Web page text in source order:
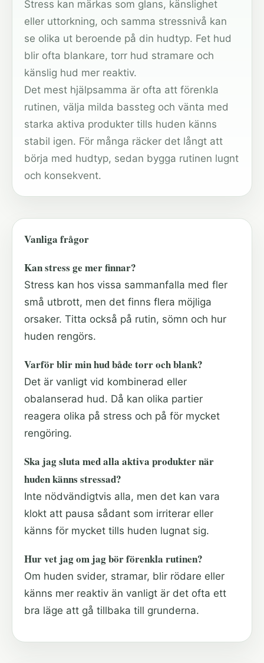
Stress kan märkas som glans, känslighet
eller uttorkning, och samma stressnivå kan
se olika ut beroende på din hudtyp. Fet hud
blir ofta blankare, torr hud stramare och
känslig hud mer reaktiv.
Det mest hjälpsamma är ofta att förenkla
rutinen, välja milda bassteg och vänta med
starka aktiva produkter tills huden känns
stabil igen. För många räcker det långt att
börja med hudtyp, sedan bygga rutinen lugnt
och konsekvent.
Vanliga frågor
Kan stress ge mer finnar?
Stress kan hos vissa sammanfalla med fler
små utbrott, men det finns flera möjliga
orsaker. Titta också på rutin, sömn och hur
huden rengörs.
Varför blir min hud både torr och blank?
Det är vanligt vid kombinerad eller
obalanserad hud. Då kan olika partier
reagera olika på stress och på för mycket
rengöring.
Ska jag sluta med alla aktiva produkter när
huden känns stressad?
Inte nödvändigtvis alla, men det kan vara
klokt att pausa sådant som irriterar eller
känns för mycket tills huden lugnat sig.
Hur vet jag om jag bör förenkla rutinen?
Om huden svider, stramar, blir rödare eller
känns mer reaktiv än vanligt är det ofta ett
bra läge att gå tillbaka till grunderna.